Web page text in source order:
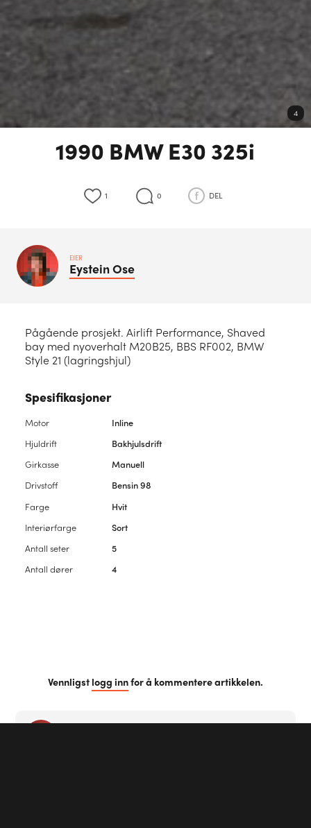
4
1990 BMW E30 325i
1 0 DEL
EIER
EysteinOse
Pågående prosjekt. Airlift Performance, Shaved
bay med nyoverhalt M20B25, BBS RF002, BMW
Style 21 (lagringshjul)
Spesifikasjoner
Motor
Inline
Hjuldrift
Bakhjulsdrift
Girkasse
Manuell
Drivstoff
Bensin 98
Farge
Hvit
Interiørfarge
Sort
Antall seter
5
Antall dører
4
Vennligst logg innfor å kommentere artikkelen.